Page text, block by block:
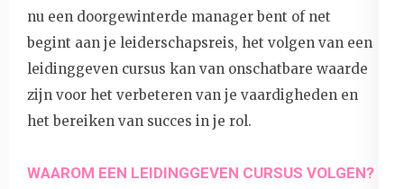
nu een doorgewinterde manager bent of net
begint aan je leiderschapsreis, het volgen van een
leidinggeven cursus kan van onschatbare waarde
zijn voor het verbeteren van je vaardigheden en
het bereiken van succes in je rol.
WAAROM EEN LEIDINGGEVEN CURSUS VOLGEN?